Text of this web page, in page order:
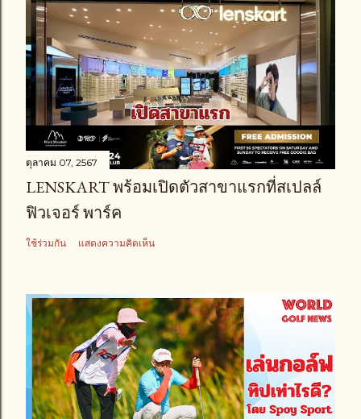
ตุลาคม 07, 2567
LENSKART พร้อมเปิดตัวสาขาแรกที่สเปลล์
ฟิวเจอร์ พาร์ค
ใช้ร่วมกัน แสดงความคิดเห็น